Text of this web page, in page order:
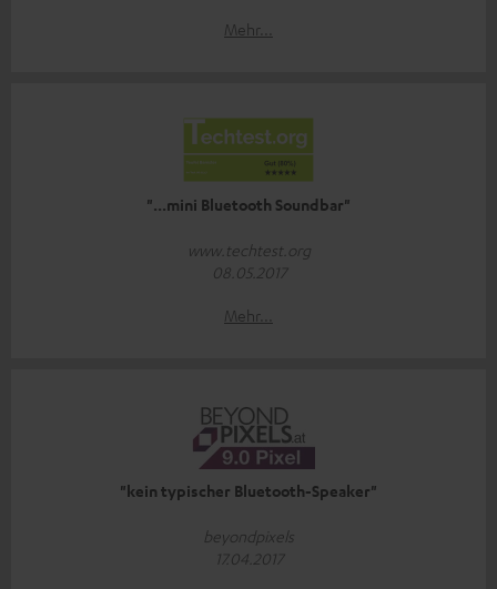
Mehr...
"...mini Bluetooth Soundbar"
www.techtest.org
08.05.2017
Mehr...
"kein typischer Bluetooth-Speaker"
beyondpixels
17.04.2017